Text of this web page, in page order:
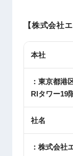
【株式会社
本社
：東京都港
RIタワー19
社名
：株式会社